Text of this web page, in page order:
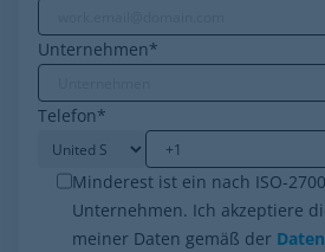
Unternehmen*
Telefon*
Minderest ist ein nach ISO-
Unternehmen. Ich akzeptiere
meiner Daten gemäß der